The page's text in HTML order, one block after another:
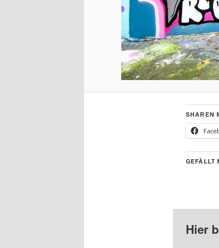
SHAREN
GEFÄLLT
Hier